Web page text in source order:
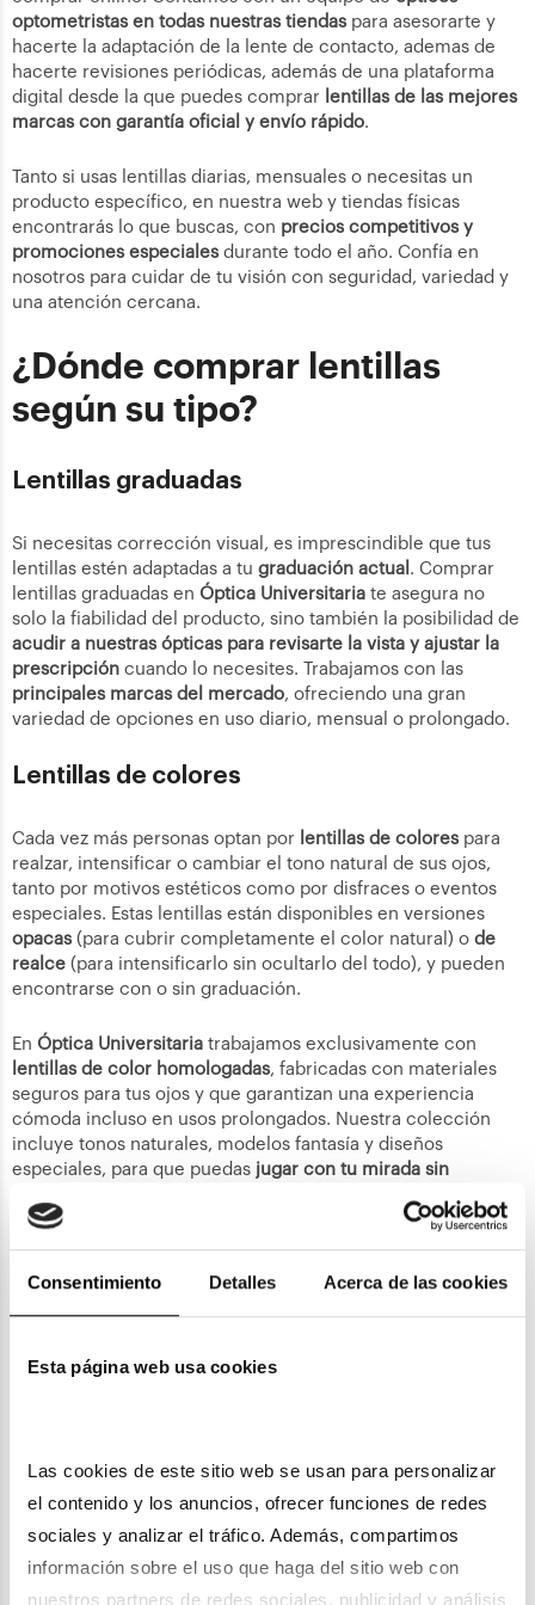
Consentimiento Detalles Acerca de las cookies
Esta página web usa cookies
Las cookies de este sitio web se usan para personalizar
el contenido y los anuncios, ofrecer funciones de redes
sociales y analizar el tráfico. Además, compartimos
información sobre el uso que haga del sitio web con
nuestros partners de redes sociales, publicidad y análisis
optometristas en todas nuestras tiendaspara asesorarte y
hacerte la adaptación de la lente de contacto, ademas de
hacerte revisiones periódicas, además de una plataforma
digital desde la que puedes comprar lentillas de las mejores
marcas con garantía oficial y envío rápido.
Tanto si usas lentillas diarias, mensuales o necesitas un
producto específico, en nuestra web y tiendas físicas
encontrarás lo que buscas, con precios competitivos y
promociones especialesdurante todo el año. Confía en
nosotros para cuidar de tu visión con seguridad, variedad y
una atención cercana.
¿Dónde comprar lentillas
según su tipo?
Lentillas graduadas
Si necesitas corrección visual, es imprescindible que tus
lentillas estén adaptadas a tu graduación actual . Comprar
lentillas graduadas en Óptica Universitaria te asegura no
solo la fiabilidad del producto, sino también la posibilidad de
acudir a nuestras ópticas para revisarte la vista y ajustar la
prescripción cuando lo necesites. Trabajamos con las
principales marcas del mercado, ofreciendo una gran
variedad de opciones en uso diario, mensual o prolongado.
Lentillas de colores
Cada vez más personas optan por lentillas de colorespara
realzar, intensificar o cambiar el tono natural de sus ojos,
tanto por motivos estéticos como por disfraces o eventos
especiales. Estas lentillas están disponibles en versiones
opacas(para cubrir completamente el color natural) o de
realce (para intensificarlo sin ocultarlo del todo), y pueden
encontrarse con o sin graduación.
En Óptica Universitaria trabajamos exclusivamente con
lentillas de color homologadas, fabricadas con materiales
seguros para tus ojos y que garantizan una experiencia
cómoda incluso en usos prolongados. Nuestra colección
incluye tonos naturales, modelos fantasía y diseños
especiales, para que puedas jugar con tu mirada sin
Lentillas para Halloween o fantasía
sesiones de cosplay, las lentillas de fantasía son una opción
Universitaria apostamos por la seguridad ante todo: nuestras
lentillas de fantasía cumplentodos los controles sanitarios
están diseñadas para garantizar un uso cómodo y